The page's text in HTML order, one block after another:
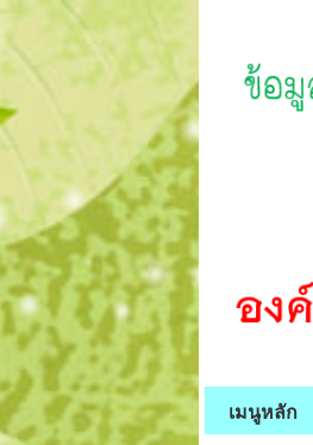
เมนูหลัก